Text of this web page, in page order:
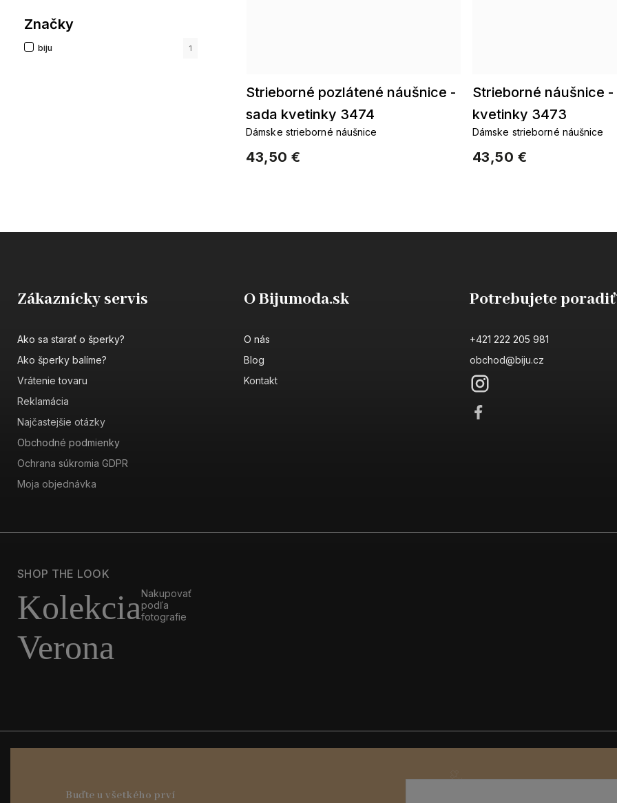
Značky
biju 1
Strieborné pozlátené náušnice -
sada kvetinky 3474
43,50 €
Dámske strieborné náušnice
Strieborné náušnice -
kvetinky 3473
43,50 €
Dámske strieborné náušnice
Zákaznícky servis
Ako sa starať o šperky?
Ako šperky balíme?
Vrátenie tovaru
Reklamácia
Najčastejšie otázky
Obchodné podmienky
Ochrana súkromia GDPR
Moja objednávka
O Bijumoda.sk
O nás
Blog
Kontakt
Potrebujete
+421 222 205 981
obchod@biju.cz
SHOP THE LOOK
Kolekcia
Verona
Nakupovať
podľa
fotografie